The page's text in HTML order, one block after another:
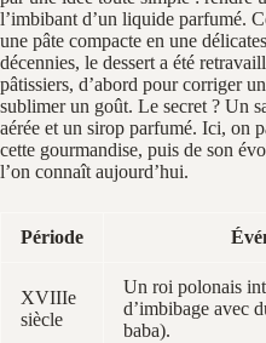
l’imbibant d’un liquide parfumé.
une pâte compacte en une
décennies, le dessert a été
pâtissiers, d’abord pour corriger
sublimer un goût. Le secret ? Un
aérée et un sirop parfumé. Ici, on
cette gourmandise, puis de son
l’on connaît aujourd’hui.
Période
XVIIIe
siècle
Un roi polonais
d’imbibage avec
baba).